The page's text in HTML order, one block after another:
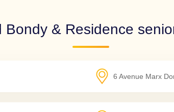
Bondy & Residence
6 Avenue Marx